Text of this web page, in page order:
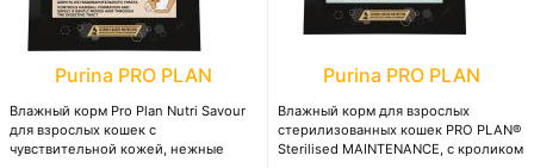
Purina PRO PLAN
Влажный корм Pro Plan Nutri Savour
для взрослых кошек с
чувствительной кожей, нежные
Purina PRO PLAN
Влажный корм для взрослых
стерилизованных кошек PRO PLAN®
Sterilised MAINTENANCE, с кроликом